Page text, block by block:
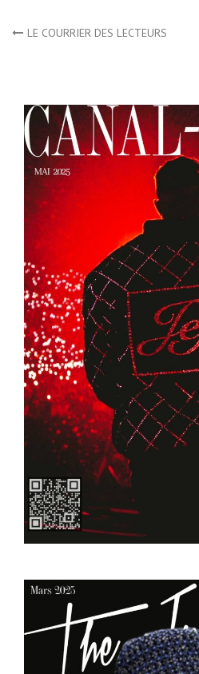
Navigation
l’article
LE COURRIER DES LECTEURS